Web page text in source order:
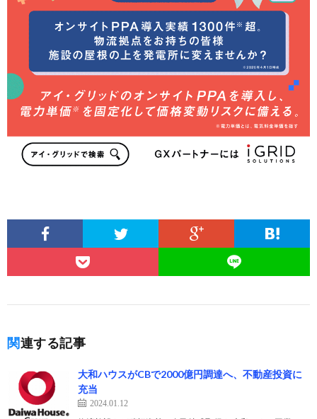
関連する記事
大和ハウスがCBで2000億円調達へ、不動産投資に
充当
2024.01.12